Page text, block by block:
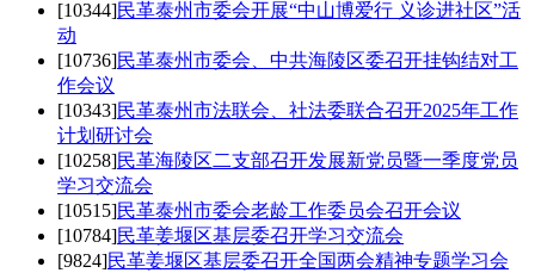
[10344]民革泰州市委会开展“中山博爱行 义诊进社区”活
动
[10736]民革泰州市委会、中共海陵区委召开挂钩结对工
作会议
[10343]民革泰州市法联会、社法委联合召开2025年工作
计划研讨会
[10258]民革海陵区二支部召开发展新党员暨一季度党员
学习交流会
[10515]民革泰州市委会老龄工作委员会召开会议
[10784]民革姜堰区基层委召开学习交流会
[9824]民革姜堰区基层委召开全国两会精神专题学习会